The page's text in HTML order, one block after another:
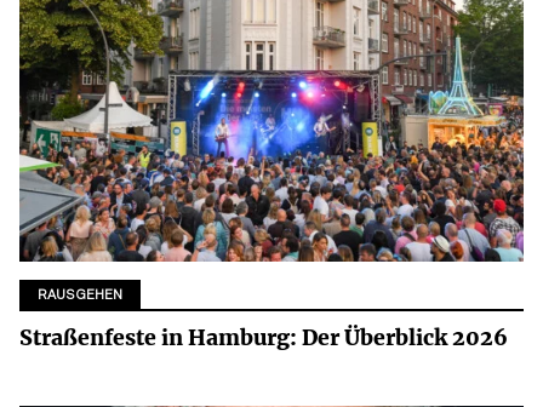
RAUSGEHEN
Straßenfeste in Hamburg: Der Überblick 2026